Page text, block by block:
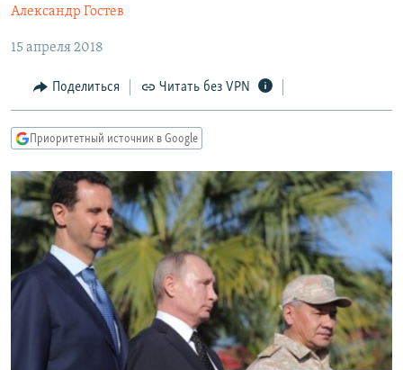
Вернутся
навигации
Вернутся
поиску
МНЕНИЯ
КУЛЬТУРА
IDEL.РЕАЛИИ
СЕВЕР.РЕАЛИИ
СИБИРЬ.РЕАЛИИ
РАСПИСАНИЕ ВЕЩАНИЯ
ПОДПИШИТЕСЬ НА РАССЫЛКУ
СОЦИАЛЬНЫЕ СЕТИ
Александр Гостев
15 апреля 2018
Поделиться Читать без VPN
Приоритетный источник в Google